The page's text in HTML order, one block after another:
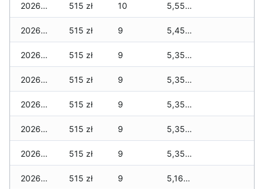
2026-04-25 515 zł 10 5,555 zł
2026-04-24 515 zł 9 5,455 zł
2026-04-23 515 zł 9 5,350 zł
2026-04-22 515 zł 9 5,350 zł
2026-04-21 515 zł 9 5,350 zł
2026-04-20 515 zł 9 5,350 zł
2026-04-19 515 zł 9 5,350 zł
2026-04-18 515 zł 9 5,160 zł